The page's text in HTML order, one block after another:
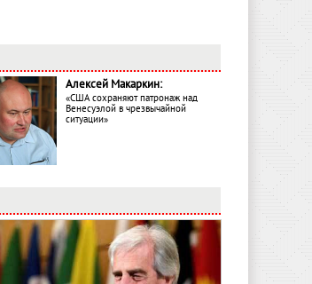
Алексей Макаркин:
«США сохраняют патронаж над
Венесуэлой в чрезвычайной
ситуации»